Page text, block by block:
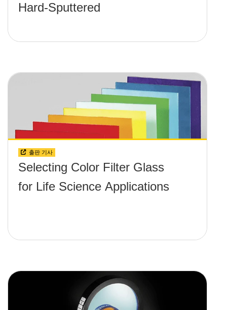
Hard-Sputtered
출판 기사
Selecting Color Filter Glass
for Life Science Applications